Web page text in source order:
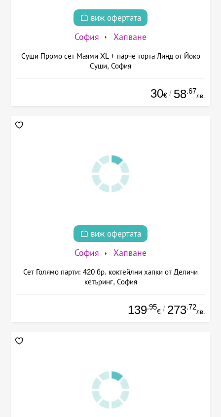
виж офертата
София Хапване
Суши Промо сет Маями XL + парче торта Линд от Йоко
Суши, София
30€ / 58.67
лв.
виж офертата
София Хапване
Сет Голямо парти: 420 бр. коктейлни хапки от Деличи
кетъринг, София
139.95
€ / 273.72
лв.